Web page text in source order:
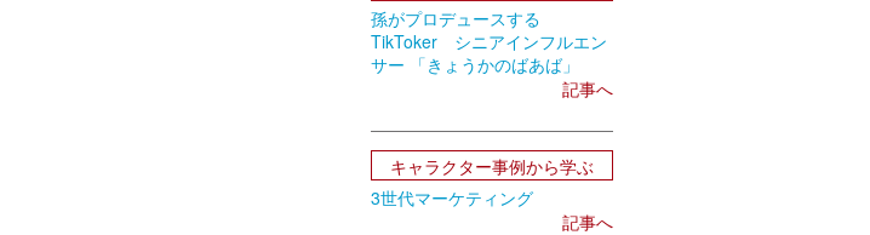
孫がプロデュースする
TikToker シニアインフルエン
サー 「きょうかのばあば」
記事へ
キャラクター事例から学ぶ
3世代マーケティング
記事へ